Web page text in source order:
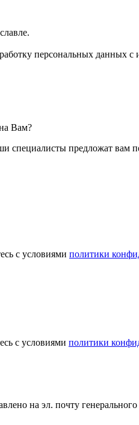
персональных данных с
Вам?
специалисты предложат вам
с условиями политики
с условиями политики
на эл. почту